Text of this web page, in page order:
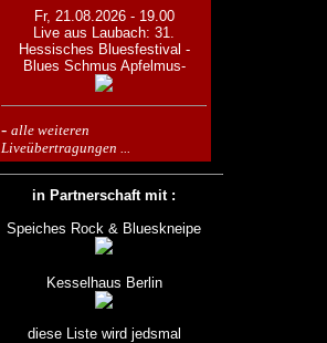
Fr, 21.08.2026 - 19.00
Live aus Laubach: 31.
Hessisches Bluesfestival -
Blues Schmus Apfelmus-
- alle weiteren
Liveübertragungen ...
in Partnerschaft mit :
Speiches Rock & Blueskneipe
Kesselhaus Berlin
diese Liste wird jedsmal